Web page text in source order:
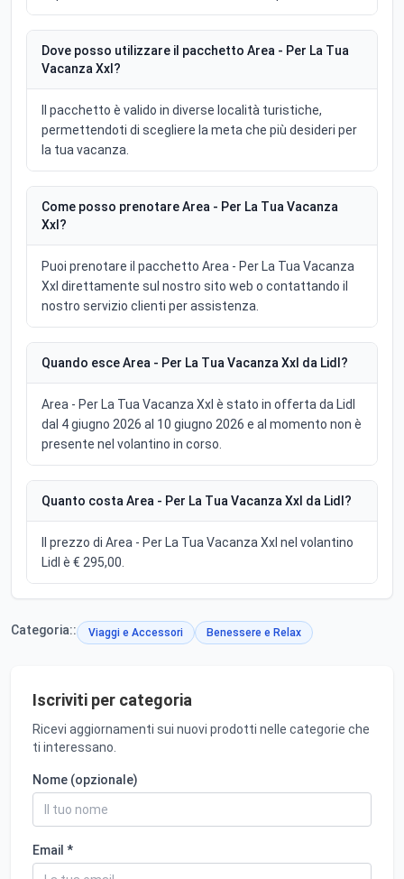
Dove posso utilizzare il pacchetto Area - Per La Tua
Vacanza Xxl?
Il pacchetto è valido in diverse località turistiche,
permettendoti di scegliere la meta che più desideri per
la tua vacanza.
Come posso prenotare Area - Per La Tua Vacanza
Xxl?
Puoi prenotare il pacchetto Area - Per La Tua Vacanza
Xxl direttamente sul nostro sito web o contattando il
nostro servizio clienti per assistenza.
Quando esce Area - Per La Tua Vacanza Xxl da Lidl?
Area - Per La Tua Vacanza Xxl è stato in offerta da Lidl
dal 4 giugno 2026 al 10 giugno 2026 e al momento non è
presente nel volantino in corso.
Quanto costa Area - Per La Tua Vacanza Xxl da Lidl?
Il prezzo di Area - Per La Tua Vacanza Xxl nel volantino
Lidl è € 295,00.
Categoria:: Viaggi e Accessori Benessere e Relax
Iscriviti per categoria
Ricevi aggiornamenti sui nuovi prodotti nelle categorie che
ti interessano.
Nome (opzionale)
Email *